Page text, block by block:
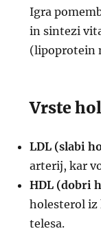
Igra
in sintezi
(lipoprotein
Vrste
LDL (slabi
arterij, kar
HDL (dobri
holesterol iz
telesa.